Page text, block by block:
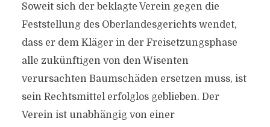
Soweit sich der beklagte Verein gegen die
Feststellung des Oberlandesgerichts wendet,
dass er dem Kläger in der Freisetzungsphase
alle zukünftigen von den Wisenten
verursachten Baumschäden ersetzen muss, ist
sein Rechtsmittel erfolglos geblieben. Der
Verein ist unabhängig von einer